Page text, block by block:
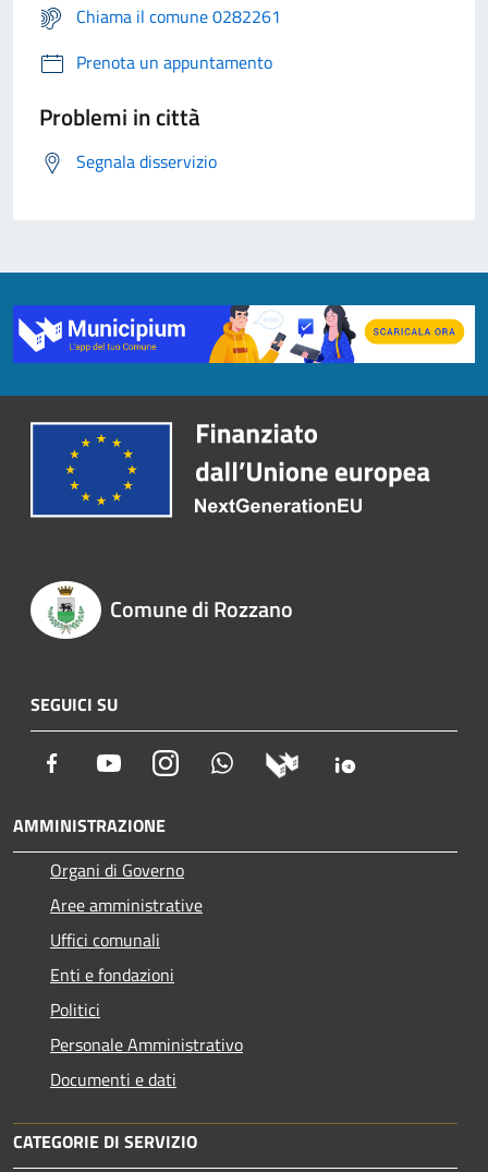
Chiama il comune 0282261
Prenota un appuntamento
Problemi in città
Segnala disservizio
Comune di Rozzano
SEGUICI SU
Facebook YoutubeInstagram Whatsapp
AMMINISTRAZIONE
Organi di Governo
Aree amministrative
Uffici comunali
Enti e fondazioni
Politici
Personale Amministrativo
Documenti e dati
CATEGORIE DI SERVIZIO